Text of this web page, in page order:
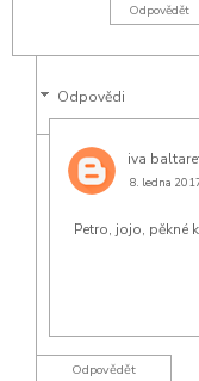
Odpovědět
Odpovědi
iva
8. ledna
Petro, jojo, pěkné
Odpovědět